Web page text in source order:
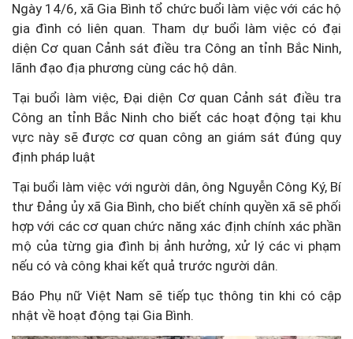
Ngày 14/6, xã Gia Bình tổ chức buổi làm việc với các hộ
gia đình có liên quan. Tham dự buổi làm việc có đại
diện Cơ quan Cảnh sát điều tra Công an tỉnh Bắc Ninh,
lãnh đạo địa phương cùng các hộ dân.
Tại buổi làm việc, Đại diện Cơ quan Cảnh sát điều tra
Công an tỉnh Bắc Ninh cho biết các hoạt động tại khu
vực này sẽ được cơ quan công an giám sát đúng quy
định pháp luật
Tại buổi làm việc với người dân, ông Nguyễn Công Ký, Bí
thư Đảng ủy xã Gia Bình, cho biết chính quyền xã sẽ phối
hợp với các cơ quan chức năng xác định chính xác phần
mộ của từng gia đình bị ảnh hưởng, xử lý các vi phạm
nếu có và công khai kết quả trước người dân.
Báo Phụ nữ Việt Nam sẽ tiếp tục thông tin khi có cập
nhật về hoạt động tại Gia Bình.